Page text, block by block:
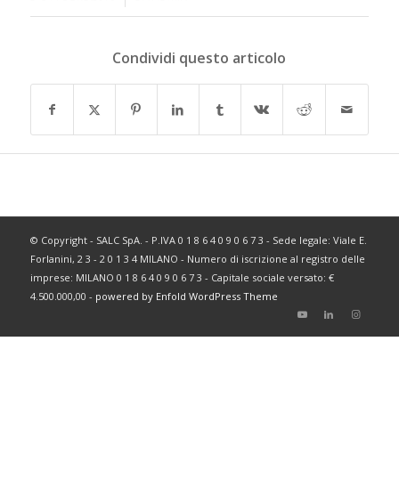
Condividi questo articolo
© Copyright - SALC SpA. - P.IVA 0 1 8 6 4 0 9 0 6 7 3 - Sede legale: Viale E.
Forlanini, 2 3 - 2 0 1 3 4 MILANO - Numero di iscrizione al registro delle
imprese: MILANO 0 1 8 6 4 0 9 0 6 7 3 - Capitale sociale versato: €
4.500.000,00 - powered by Enfold WordPress Theme